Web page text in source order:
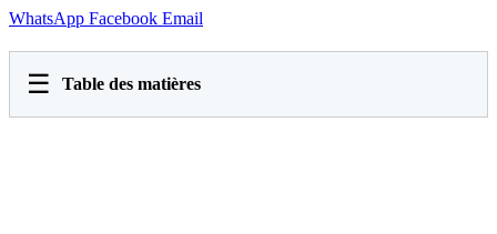
WhatsApp Facebook Email
☰ Table des matières